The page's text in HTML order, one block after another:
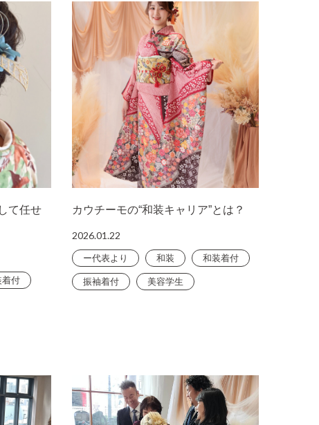
て任せ
着付
カウチーモの“和装キャリア”とは？
2026.01.22
ー代表より 和装 和装着付
振袖着付 美容学生